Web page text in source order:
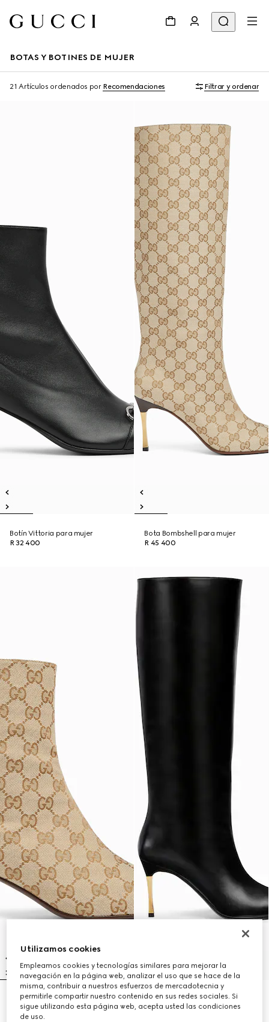
BOTAS Y BOTINES DE MUJER
21 Artículos ordenados por Recomendaciones Filtrar y ordenar
Botín Vittoria para mujer
R 32 400
Bota Bombshell para mujer
R 45 400
Botín Bombshell para mujer
R 35 600
Bota Bombshell para mujer
R 45 400
Utilizamos cookies
Empleamos cookies y tecnologías similares para mejorar la
navegación en la página web, analizar el uso que se hace de la
misma, contribuir a nuestros esfuerzos de mercadotecnia y
permitirle compartir nuestro contenido en sus redes sociales. Si
sigue utilizando esta página web, acepta usted las condiciones
de uso.